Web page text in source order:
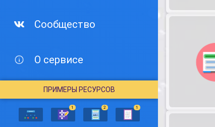
Сообщество
О сервисе
ПРИМЕРЫ РЕСУРСОВ
1 2 1